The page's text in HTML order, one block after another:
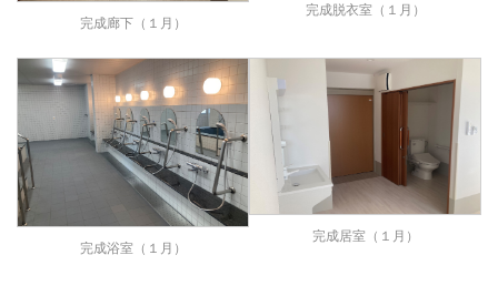
完成廊下（１月）
完成脱衣室（１月）
完成浴室（１月）
完成居室（１月）